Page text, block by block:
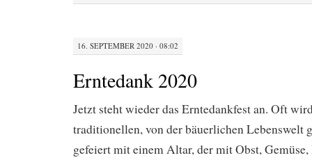
16. SEPTEMBER 2020 · 08:02
Erntedank 2020
Jetzt steht wieder das Erntedankfest an. Oft
traditionellen, von der bäuerlichen Lebenswelt
gefeiert mit einem Altar, der mit Obst,